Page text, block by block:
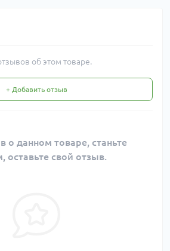
об этом товаре.
+ Добавить отзыв
о данном товаре, станьте
оставьте свой отзыв.